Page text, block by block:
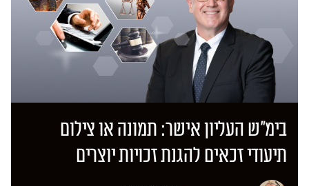
בימ”ש העליון אישר: תמונה או צילום
תיעודי זכאים להגנת זכויות יוצרים